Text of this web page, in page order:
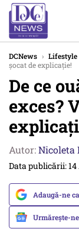
DCNews › Lifestyle
șocat de explicație!
De ce
exces?
Autor:Nicoleta
Data publicării: 14
Adaugă-ne
Urmărește-